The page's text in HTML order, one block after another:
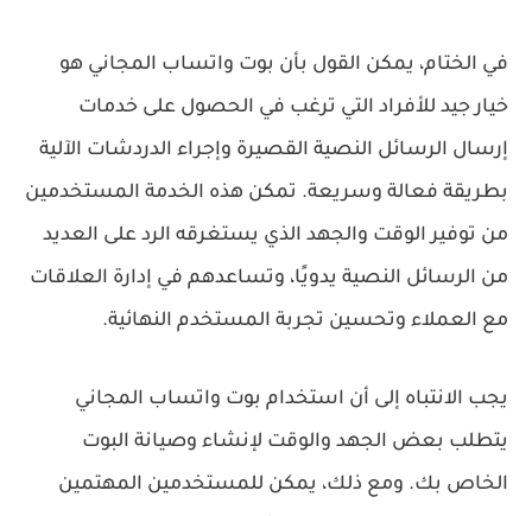
في الختام، يمكن القول بأن بوت واتساب المجاني هو
خيار جيد للأفراد التي ترغب في الحصول على خدمات
إرسال الرسائل النصية القصيرة وإجراء الدردشات الآلية
بطريقة فعالة وسريعة. تمكن هذه الخدمة المستخدمين
من توفير الوقت والجهد الذي يستغرقه الرد على العديد
من الرسائل النصية يدويًا، وتساعدهم في إدارة العلاقات
مع العملاء وتحسين تجربة المستخدم النهائية.
يجب الانتباه إلى أن استخدام بوت واتساب المجاني
يتطلب بعض الجهد والوقت لإنشاء وصيانة البوت
الخاص بك. ومع ذلك، يمكن للمستخدمين المهتمين